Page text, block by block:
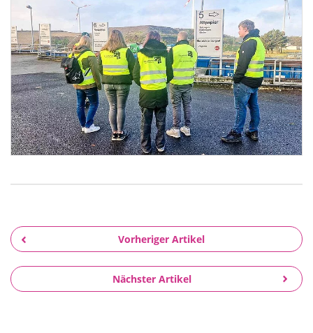
Vorheriger Artikel
Nächster Artikel